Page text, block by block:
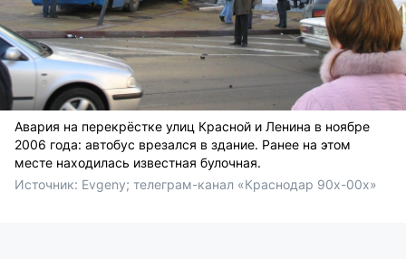
Авария на перекрёстке улиц Красной и Ленина в ноябре
2006 года: автобус врезался в здание. Ранее на этом
месте находилась известная булочная.
Источник: Evgeny; телеграм-канал «Краснодар 90х-00х»